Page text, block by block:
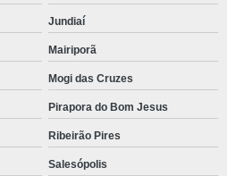
Jundiaí
Mairiporã
Mogi das Cruzes
Pirapora do Bom Jesus
Ribeirão Pires
Salesópolis